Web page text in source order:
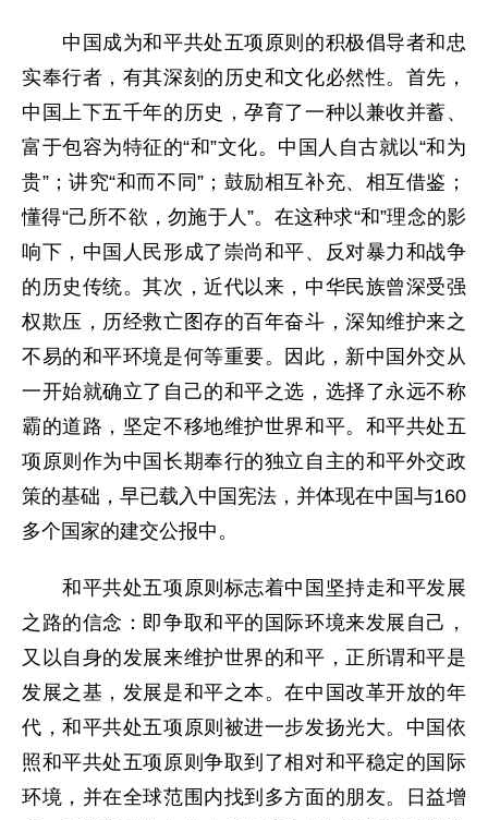
中国成为和平共处五项原则的积极倡导者和忠
实奉行者，有其深刻的历史和文化必然性。首先，
中国上下五千年的历史，孕育了一种以兼收并蓄、
富于包容为特征的“和”文化。中国人自古就以“和为
贵”；讲究“和而不同”；鼓励相互补充、相互借鉴；
懂得“己所不欲，勿施于人”。在这种求“和”理念的影
响下，中国人民形成了崇尚和平、反对暴力和战争
的历史传统。其次，近代以来，中华民族曾深受强
权欺压，历经救亡图存的百年奋斗，深知维护来之
不易的和平环境是何等重要。因此，新中国外交从
一开始就确立了自己的和平之选，选择了永远不称
霸的道路，坚定不移地维护世界和平。和平共处五
项原则作为中国长期奉行的独立自主的和平外交政
策的基础，早已载入中国宪法，并体现在中国与160
多个国家的建交公报中。
和平共处五项原则标志着中国坚持走和平发展
之路的信念：即争取和平的国际环境来发展自己，
又以自身的发展来维护世界的和平，正所谓和平是
发展之基，发展是和平之本。在中国改革开放的年
代，和平共处五项原则被进一步发扬光大。中国依
照和平共处五项原则争取到了相对和平稳定的国际
环境，并在全球范围内找到多方面的朋友。日益增